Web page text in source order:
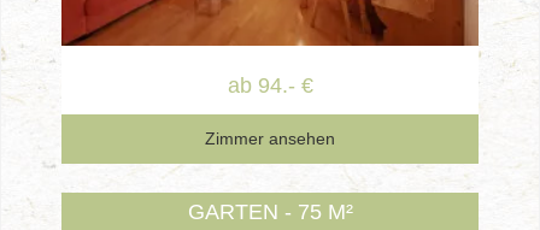
ab 94.- €
Zimmer ansehen
GARTEN - 75 M²